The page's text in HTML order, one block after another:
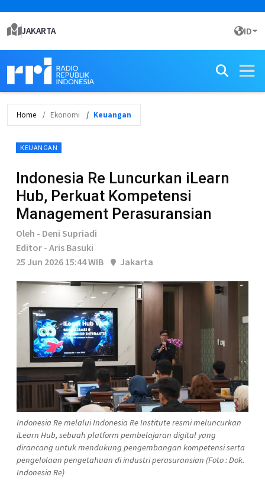
JAKARTA ID
Home Ekonomi Keuangan
KEUANGAN
Indonesia Re Luncurkan iLearn
Hub, Perkuat Kompetensi
Management Perasuransian
Oleh - Deni Supriadi
Editor - Aris Basuki
25 Jun 2026 15:44 WIB
Jakarta
Indonesia Re melalui Indonesia Re Institute resmi meluncurkan
iLearn Hub, sebuah platform pembelajaran digital yang
dirancang untuk mendukung pengembangan kompetensi serta
pengelolaan pengetahuan di industri perasuransian (Foto : Dok.
Indonesia Re)